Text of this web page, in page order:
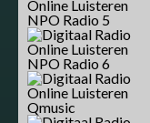
NPO Radio 5
NPO Radio 6
Qmusic